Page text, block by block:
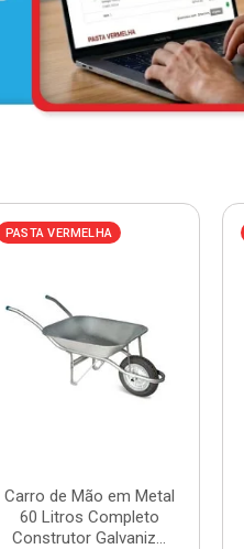
PASTA VERMELHA
Carro de Mão em Metal
60 Litros Completo
Construtor Galvaniz...